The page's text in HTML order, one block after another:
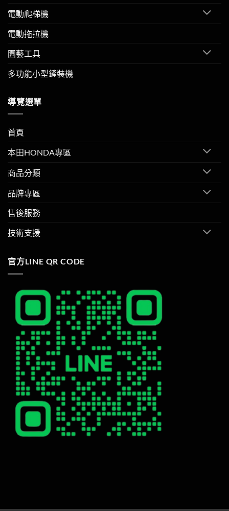
電動爬梯機
電動拖拉機
園藝工具
多功能小型鏟裝機
導覽選單
首頁
本田HONDA專區
商品分類
品牌專區
售後服務
技術支援
官方LINE QR CODE